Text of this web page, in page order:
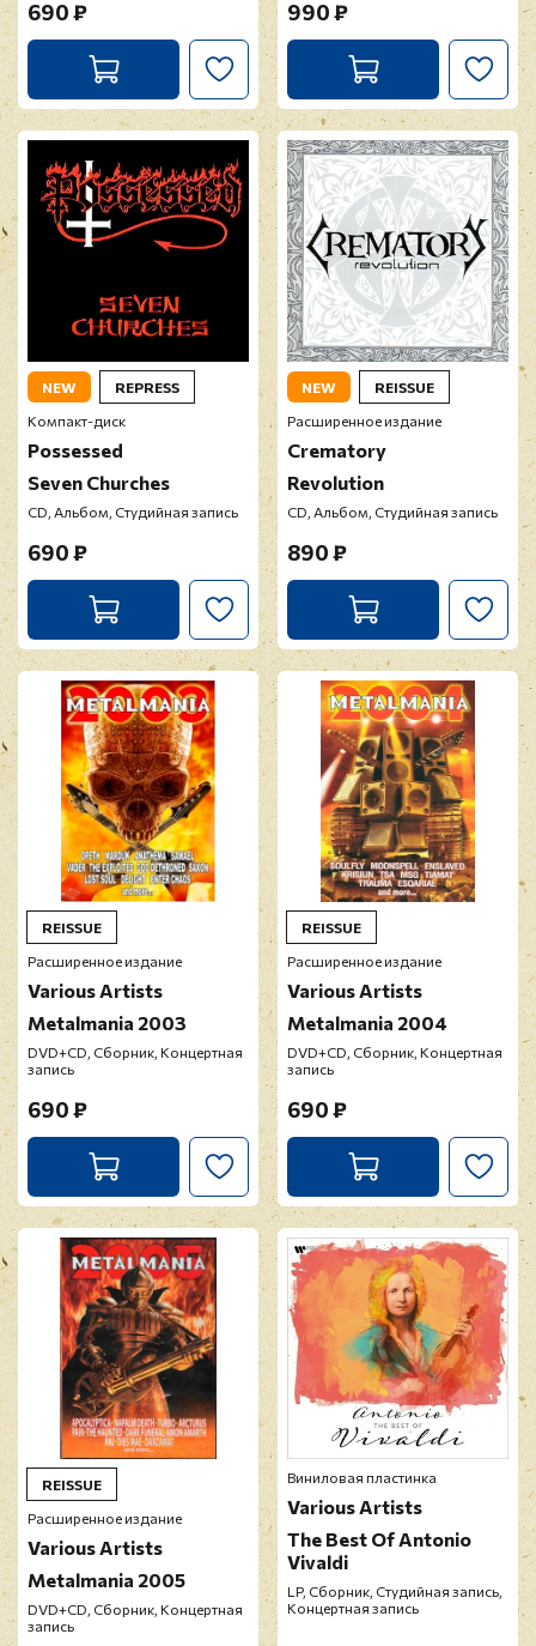
690 ₽ 990 ₽
NEW
REPRESS
Компакт-диск
Possessed
Seven Churches
CD, Альбом, Студийная запись
690 ₽
NEW
REISSUE
Расширенное издание
Crematory
Revolution
CD, Альбом, Студийная запись
890 ₽
REISSUE
Расширенное издание
Various Artists
Metalmania 2003
DVD+CD, Сборник, Концертная
запись
690 ₽
REISSUE
Расширенное издание
Various Artists
Metalmania 2004
DVD+CD, Сборник, Концертная
запись
690 ₽
REISSUE
Расширенное издание
Various Artists
Metalmania 2005
DVD+CD, Сборник, Концертная
запись
Виниловая пластинка
Various Artists
The Best Of Antonio
Vivaldi
LP, Сборник, Студийная запись,
Концертная запись